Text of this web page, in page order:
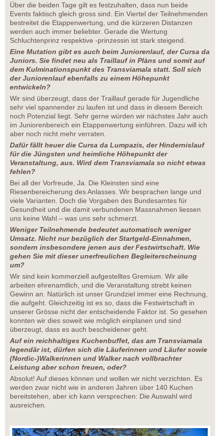
Über die beiden Tage gilt es festzuhalten, dass nun beide
Events faktisch gleich gross sind. Ein Viertel der Teilnehmenden
bestreitet die Etappenwertung, und die kürzeren Distanzen
werden auch immer beliebter. Gerade die Wertung
Schluchtenprinz respektive -prinzessin ist stark steigend.
Eine Mutation gibt es auch beim Juniorenlauf, der Cursa da
Juniors. Sie findet neu als Traillauf in Plàns und somit auf
dem Kulminationspunkt des Transviamala statt. Soll sich
der Juniorenlauf ebenfalls zu einem Höhepunkt
entwickeln?
Wir sind überzeugt, dass der Traillauf gerade für Jugendliche
sehr viel spannender zu laufen ist und dass in diesem Bereich
noch Potenzial liegt. Sehr gerne würden wir nächstes Jahr auch
im Juniorenbereich ein Etappenwertung einführen. Dazu will ich
aber noch nicht mehr verraten.
Dafür fällt heuer die Cursa da Lumpazis, der Hindernislauf
für die Jüngsten und heimliche Höhepunkt der
Veranstaltung, aus. Wird dem Transviamala so nicht etwas
fehlen?
Bei all der Vorfreude, Ja. Die Kleinsten sind eine
Riesenbereicherung des Anlasses. Wir besprachen lange und
viele Varianten. Doch die Vorgaben des Bundesamtes für
Gesundheit und die damit verbundenen Massnahmen liessen
uns keine Wahl – was uns sehr schmerzt.
Weniger Teilnehmende bedeutet automatisch weniger
Umsatz. Nicht nur bezüglich der Startgeld-Einnahmen,
sondern insbesondere jenen aus der Festwirtschaft. Wie
gehen Sie mit dieser unerfreulichen Begleiterscheinung
um?
Wir sind kein kommerziell aufgestelltes Gremium. Wir alle
arbeiten ehrenamtlich, und die Veranstaltung strebt keinen
Gewinn an. Natürlich ist unser Grundziel immer eine Rechnung,
die aufgeht. Gleichzeitig ist es so, dass die Festwirtschaft in
unserer Grösse nicht der entscheidende Faktor ist. So gesehen
konnten wir dies soweit wie möglich einplanen und sind
überzeugt, dass es auch bescheidener geht.
Auf ein reichhaltiges Kuchenbuffet, das am Transviamala
legendär ist, dürfen sich die Läuferinnen und Läufer sowie
(Nordic-)Walkerinnen und Walker nach vollbrachter
Leistung aber schon freuen, oder?
Absolut! Auf dieses können und wollen wir nicht verzichten. Es
werden zwar nicht wie in anderen Jahren über 140 Kuchen
bereitstehen, aber ich kann versprechen: Die Auswahl wird
ausreichen.